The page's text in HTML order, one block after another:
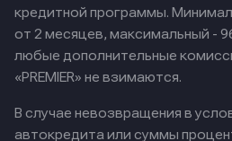
кредитной программы.
от 2 месяцев, максимальный -
любые дополнительные
«PREMIER» не взимаются.
В случае невозвращения в
автокредита или суммы